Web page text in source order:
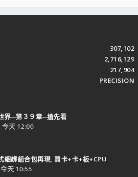
S
307,102
2,716,129
217,904
PRECISION
界─第３９章─搶先看
今天 12:00
綑綁組合包再現, 買卡+卡+板+CPU
今天 10:55